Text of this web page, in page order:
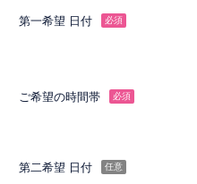
第一希望 日付 必須
ご希望の時間帯 必須
第二希望 日付 任意